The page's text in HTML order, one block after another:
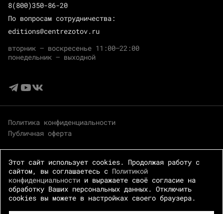
8(800)350-86-20
По вопросам сотрудничества:
editions@centrezotov.ru
вторник — воскресенье 11:00–22:00
понедельник — выходной
Политика конфиденциальности
Публичная оферта
Этот сайт использует cookies. Продолжая работу с
сайтом, вы соглашаетесь с Политикой
конфиденциальности и выражаете своё согласие на
обработку Ваших персональных данных. Отключить
cookies вы можете в настройках своего браузера.